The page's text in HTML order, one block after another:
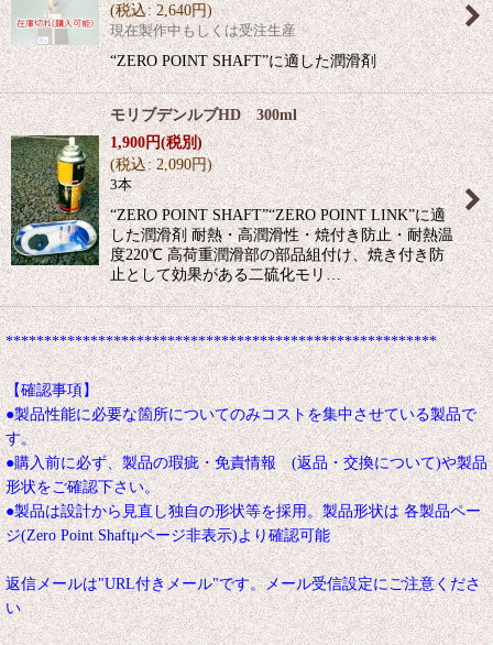
(税込: 2,640円)
現在製作中もしくは受注生産
“ZERO POINT SHAFT”に適した潤滑剤
モリブデンルブHD 300ml
1,900円(税別)
(税込: 2,090円)
3本
“ZERO POINT SHAFT”“ZERO POINT LINK”に適
した潤滑剤 耐熱・高潤滑性・焼付き防止・耐熱温
度220℃ 高荷重潤滑部の部品組付け、焼き付き防
止として効果がある二硫化モリ…
********************************************************
【確認事項】
●製品性能に必要な箇所についてのみコストを集中させている製品で
す。
●購入前に必ず、製品の瑕疵・免責情報 (返品・交換について)や製品
形状をご確認下さい。
●製品は設計から見直し独自の形状等を採用。製品形状は 各製品ペー
ジ(Zero Point Shaftμページ非表示)より確認可能
返信メールは"URL付きメール"です。メール受信設定にご注意くださ
い